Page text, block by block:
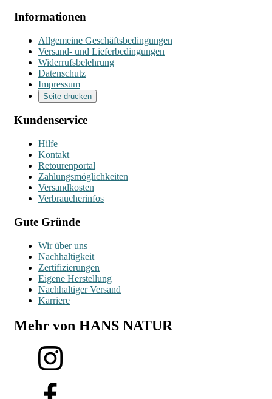
Informationen
Allgemeine Geschäftsbedingungen
Versand- und Lieferbedingungen
Widerrufsbelehrung
Datenschutz
Impressum
Seite drucken
Kundenservice
Hilfe
Kontakt
Retourenportal
Zahlungsmöglichkeiten
Versandkosten
Verbraucherinfos
Gute Gründe
Wir über uns
Nachhaltigkeit
Zertifizierungen
Eigene Herstellung
Nachhaltiger Versand
Karriere
Mehr von HANS NATUR